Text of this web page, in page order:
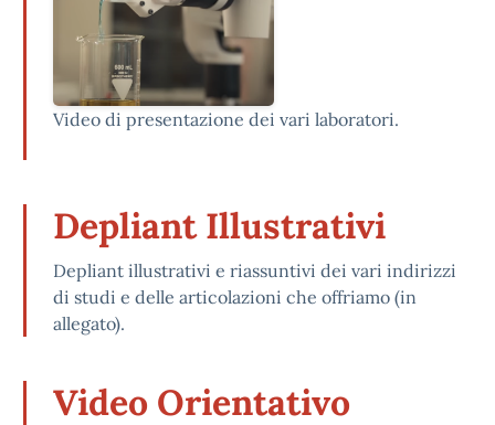
Video di presentazione dei vari laboratori.
Depliant Illustrativi
Depliant illustrativi e riassuntivi dei vari indirizzi
di studi e delle articolazioni che offriamo (in
allegato).
Video Orientativo